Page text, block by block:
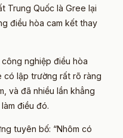
Trung Quốc là Gree lại
điều hòa cam kết thay
nghiệp điều hòa
có lập trường rất rõ ràng
và đã nhiều lần khẳng
điều đó.
tuyên bố: “Nhôm có